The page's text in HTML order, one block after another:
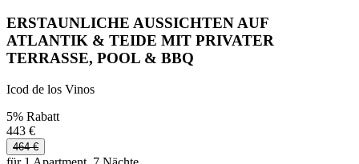
ERSTAUNLICHE AUSSICHTEN AUF
ATLANTIK & TEIDE MIT PRIVATER
TERRASSE, POOL & BBQ
Icod de los Vinos
5% Rabatt
443 €
464 €